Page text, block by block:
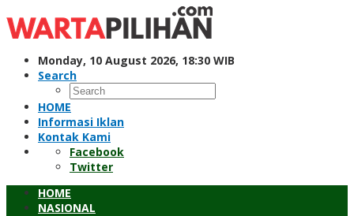
to
content
Monday, 10 August 2026, 18:30 WIB
Search
HOME
Informasi Iklan
Kontak Kami
Facebook
Twitter
HOME
NASIONAL